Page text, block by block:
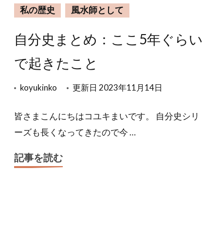
私の歴史 風水師として
自分史まとめ：ここ5年ぐらい
で起きたこと
koyukinko 更新日 2023年11月14日
皆さまこんにちはコユキまいです。 自分史シリ
ーズも長くなってきたので今 …
記事を読む